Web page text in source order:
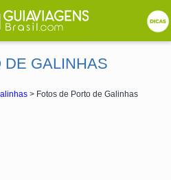
DE GALINHAS
> Fotos de Porto de Galinhas